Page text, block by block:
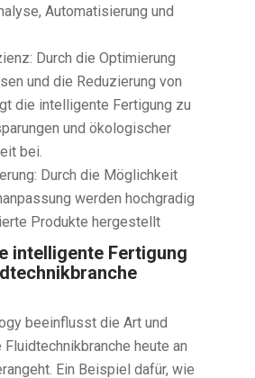
Automatisierung und
Durch die Optimierung
und die Reduzierung von
die intelligente Fertigung zu
und ökologischer
bei.
Durch die Möglichkeit
werden hochgradig
Produkte hergestellt
intelligente Fertigung
beeinflusst die Art und
heute an
Ein Beispiel dafür, wie